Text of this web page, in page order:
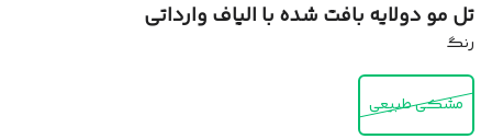
تل مو دولایه بافت شده با الیاف وارداتی
رنگ
مشکی طبیعی